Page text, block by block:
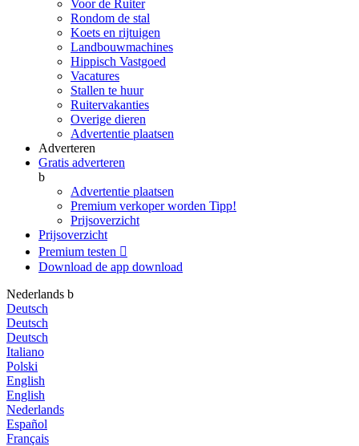
Voor de Ruiter
Rondom de stal
Koets en rijtuigen
Landbouwmachines
Hippisch Vastgoed
Vacatures
Stallen te huur
Ruitervakanties
Overige dieren
Advertentie plaatsen
Adverteren
Gratis adverteren
b
Advertentie plaatsen
Premium verkoper worden Tipp!
Prijsoverzicht
Prijsoverzicht
Premium testen 
Download de app download
Nederlands b
Deutsch
Deutsch
Deutsch
Italiano
Polski
English
English
Nederlands
Español
Français